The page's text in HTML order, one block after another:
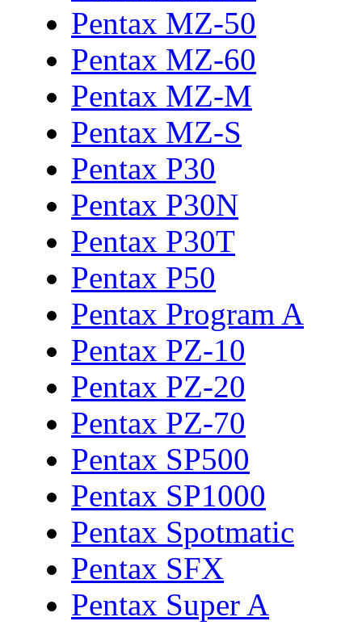
Pentax MZ-50
Pentax MZ-60
Pentax MZ-M
Pentax MZ-S
Pentax P30
Pentax P30N
Pentax P30T
Pentax P50
Pentax Program A
Pentax PZ-10
Pentax PZ-20
Pentax PZ-70
Pentax SP500
Pentax SP1000
Pentax Spotmatic
Pentax SFX
Pentax Super A